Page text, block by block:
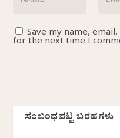
Save my name,
for the next time I
ಸಂಬಂಧಪಟ್ಟ ಬರಹಗಳು